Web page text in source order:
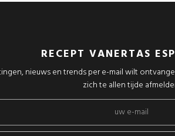
RECEPT VANERTAS
nieuws en trends per e-mail wilt
zich te allen tijde